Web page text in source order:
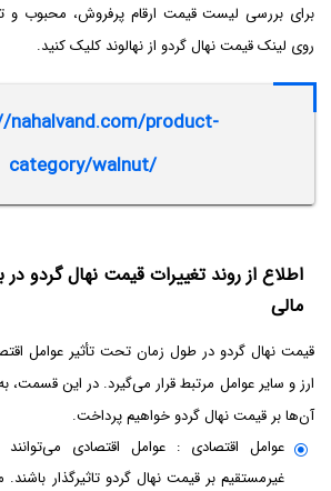
برای بررسی لیست قیمت‌ ارقام پرفروش، محبوب و
روی لینک قیمت نهال گردو از نهالوند کلیک کنید.
product-
category/walnut/
اطلاع از روند تغییرات قیمت نهال گردو در
مالی
قیمت نهال گردو در طول زمان تحت تأثیر عوامل
ارز و سایر عوامل مرتبط قرار می‌گیرد. در این قسمت،
آن‌ها بر قیمت نهال گردو خواهیم پرداخت.
عوامل اقتصادی : عوامل اقتصادی
غیرمستقیم بر قیمت نهال گردو تاثیرگذار